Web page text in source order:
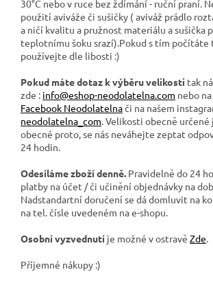
30°C nebo v ruce bez ždímání - ruční praní.
použití aviváže či sušičky ( aviváž prádlo
a ničí kvalitu a pružnost materiálu a sušička
teplotnímu šoku srazí).Pokud s tím počítáte
používejte dle libosti :)
Pokud máte dotaz k výběru velikosti tak
zde : info@eshop-neodolatelna.com nebo
Facebook Neodolatelnači na našem
neodolatelna_com. Velikosti obecně určené
obecné proto, se nás neváhejte zeptat
24 hodin.
Odesíláme zboží denně. Pravidelně do 24
platby na účet / či učinění objednávky na
Nadstandartní doručení se dá domluvit na
na tel. čísle uvedeném na e-shopu.
Osobní vyzvednutí je možné v ostravě Zde.
Příjemné nákupy :)